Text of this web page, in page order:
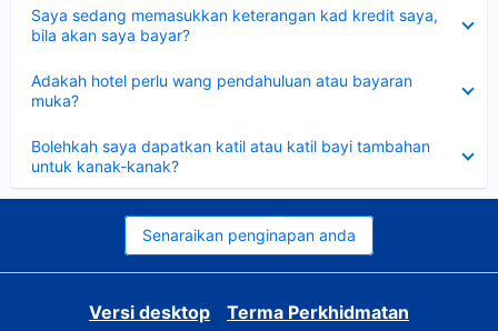
Saya sedang memasukkan keterangan kad kredit saya,
bila akan saya bayar?
Adakah hotel perlu wang pendahuluan atau bayaran
muka?
Bolehkah saya dapatkan katil atau katil bayi tambahan
untuk kanak-kanak?
Senaraikan penginapan anda
Versi desktop
Terma Perkhidmatan